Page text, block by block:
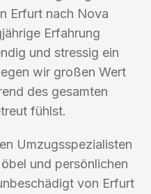
Erfurt nach Nova
Erfahrung
und stressig ein
wir großen Wert
des gesamten
fühlst.
Umzugsspezialisten
und persönlichen
von Erfurt